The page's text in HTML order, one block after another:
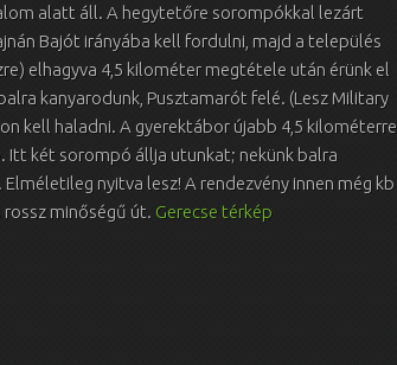
alatt áll. A hegytetőre sorompókkal lezárt
Bajót irányába kell fordulni, majd a település
elhagyva 4,5 kilométer megtétele után érünk el
kanyarodunk, Pusztamarót felé. (Lesz Military
kell haladni. A gyerektábor újabb 4,5 kilométerre
Itt két sorompó állja utunkat; nekünk balra
nyitva lesz! A rendezvény innen még kb
rossz minőségű út. Gerecse térkép